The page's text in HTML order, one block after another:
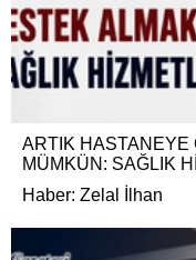
ARTIK HASTANEYE
MÜMKÜN: SAĞLIK
Haber: Zelal İlhan